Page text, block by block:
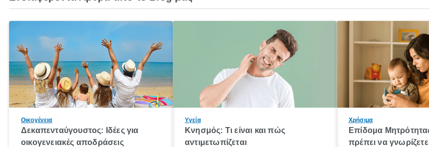
Οικογένεια
Δεκαπενταύγουστος: Ιδέες για
οικογενειακές αποδράσεις
Υγεία
Κνησμός: Τι είναι και πώς
αντιμετωπίζεται
Χρήσιμα
Επίδομα
πρέπει να γνωρίζετε